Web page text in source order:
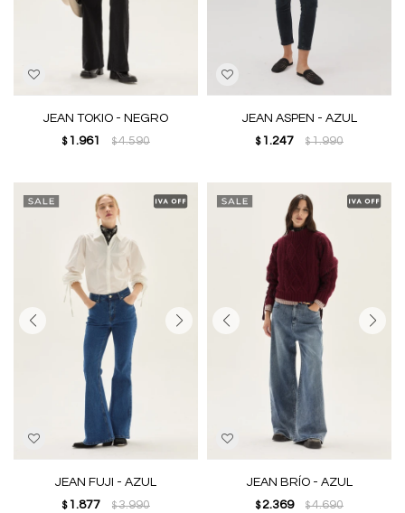
JEAN TOKIO - NEGRO
$ 1.961 $4.590
JEAN ASPEN - AZUL
$ 1.247 $1.990
JEAN FUJI - AZUL
$ 1.877 $3.990
JEAN BRÍO - AZUL
$ 2.369 $4.690